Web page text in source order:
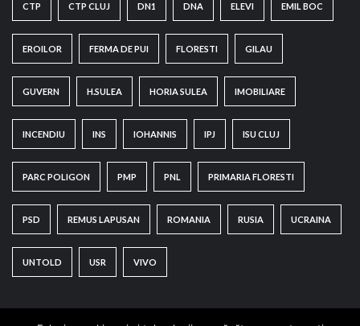
CTP CTP CLUJ DN1 DNA ELEVI EMIL BOC
EROILOR FERMA DE PUI FLORESTI GILAU
GUVERN H.SULEA HORIA SULEA IMOBILIARE
INCENDIU INS IOHANNIS IPJ ISU CLUJ
PARC POLIGON PMP PNL PRIMARIA FLORESTI
PSD REMUS LAPUSAN ROMANIA RUSIA UCRAINA
UNTOLD USR VIVO